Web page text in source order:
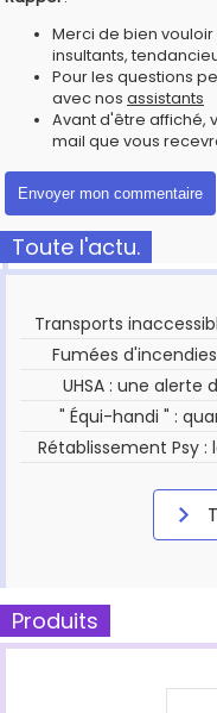
Merci de bien
insultants,
Pour les questions
avec nos assistants
Avant d'être affiché,
mail que vous
Toute l'actu.
Transports
Fumées
UHSA : une alerte
" Équi-handi " :
Rétablissement Psy
Produits